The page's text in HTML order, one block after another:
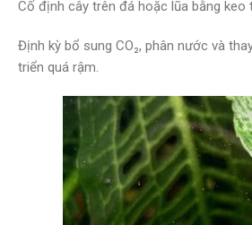
Cố định cây trên đá hoặc lũa bằng keo
Định kỳ bổ sung CO₂, phân nước và
triển quá rậm.